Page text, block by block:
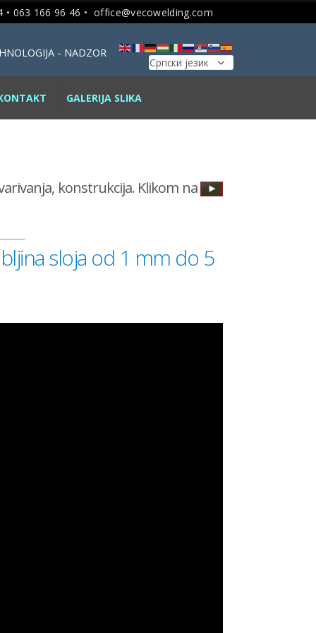
• 063 166 96 46 • office@vecowelding.com
- NADZOR
GALERIJA SLIKA
konstrukcija. Klikom na
sloja od 1 mm do 5